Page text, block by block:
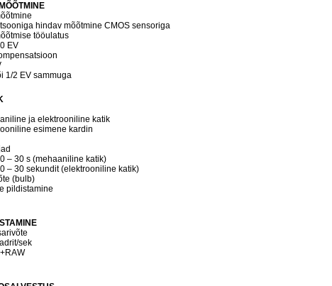
hindav mõõtmine CMOS sensoriga
tööulatus
EV
1/2 EV sammuga
ja elektrooniline katik
esimene kardin
– 30 s (mehaaniline katik)
– 30 sekundit (elektrooniline katik)
(bulb)
pildistamine
sek